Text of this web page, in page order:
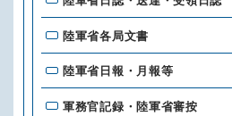
陸軍省各局文書
陸軍省日報・月報等
軍務官記録・陸軍省審按